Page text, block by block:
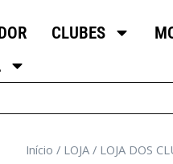
CLUBES
Início / LOJA / LOJA DOS